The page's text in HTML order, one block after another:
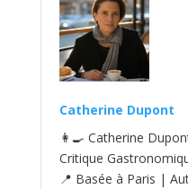
Catherine Dupont
👩‍🍳 Catherine
Critique
📍 Basée à Paris |